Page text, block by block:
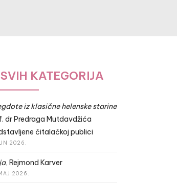
KATEGORIJA
iz klasične helenske starine
dr Predraga Mutdavdžića
čitalačkoj publici
2026.
, Rejmond Karver
2026.